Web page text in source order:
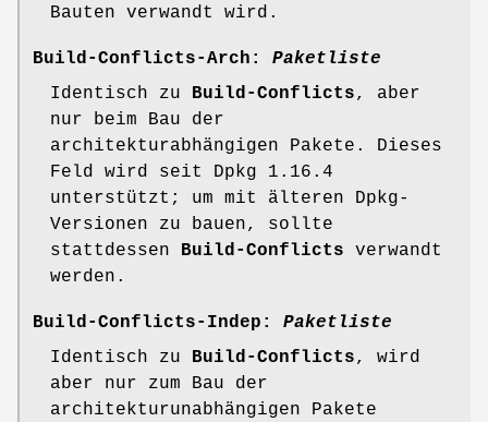
Bauten verwandt wird.
Build-Conflicts-Arch:
Paketliste
Identisch zu Build-Conflicts, aber
nur beim Bau der
architekturabhängigen Pakete. Dieses
Feld wird seit Dpkg 1.16.4
unterstützt; um mit älteren Dpkg-
Versionen zu bauen, sollte
stattdessen Build-Conflicts verwandt
werden.
Build-Conflicts-Indep:
Paketliste
Identisch zu Build-Conflicts, wird
aber nur zum Bau der
architekturunabhängigen Pakete